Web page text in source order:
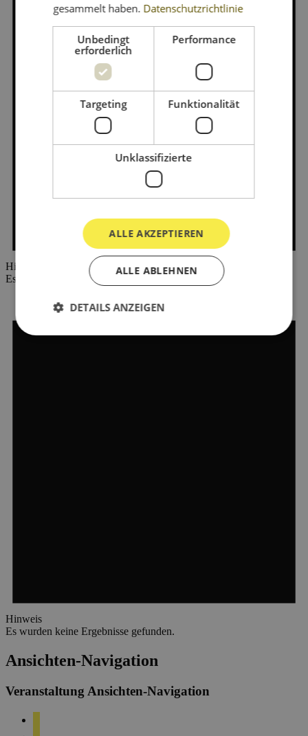
Hinweis
Es wurden keine Ergebnisse gefunden.
Hinweis
Es wurden keine Ergebnisse gefunden.
Ansichten-Navigation
Veranstaltung Ansichten-Navigation
gesammelt haben. Datenschutzrichtlinie
Unbedingt
erforderlich
Performance
Targeting Funktionalität
Unklassifizierte
ALLE AKZEPTIEREN
ALLE ABLEHNEN
DETAILS ANZEIGEN